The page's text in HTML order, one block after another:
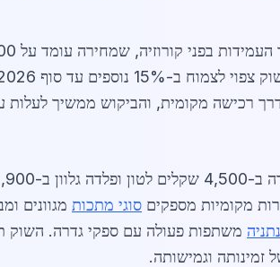
סוגי מתכות מגוונים
זמינותה וגמישותה.